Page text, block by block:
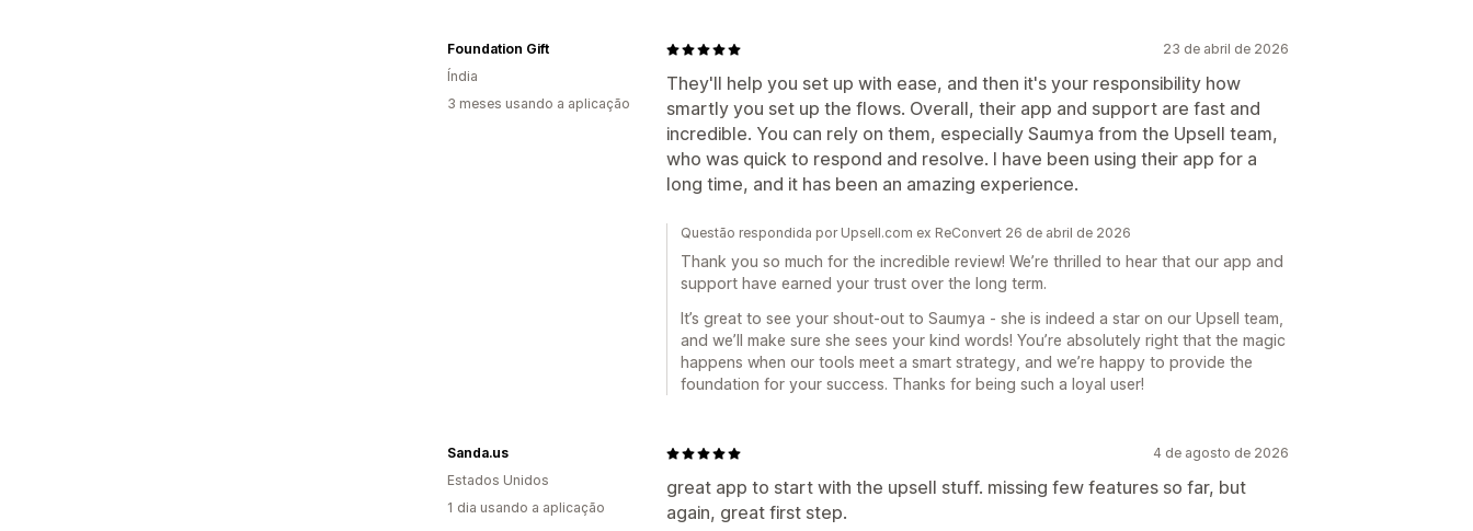
23 de abril de 2026
They'll help you set up with ease, and then it's your responsibility how
smartly you set up the flows. Overall, their app and support are fast and
incredible. You can rely on them, especially Saumya from the Upsell team,
who was quick to respond and resolve. I have been using their app for a
long time, and it has been an amazing experience.
Foundation Gift
Índia
3 meses usando a aplicação
Questão respondida por Upsell.com ex ReConvert 26 de abril de 2026
Thank you so much for the incredible review! We’re thrilled to hear that our app and
support have earned your trust over the long term.
It’s great to see your shout-out to Saumya - she is indeed a star on our Upsell team,
and we’ll make sure she sees your kind words! You’re absolutely right that the magic
happens when our tools meet a smart strategy, and we’re happy to provide the
foundation for your success. Thanks for being such a loyal user!
4 de agosto de 2026
great app to start with the upsell stuff. missing few features so far, but
again, great first step.
Sanda.us
Estados Unidos
1 dia usando a aplicação